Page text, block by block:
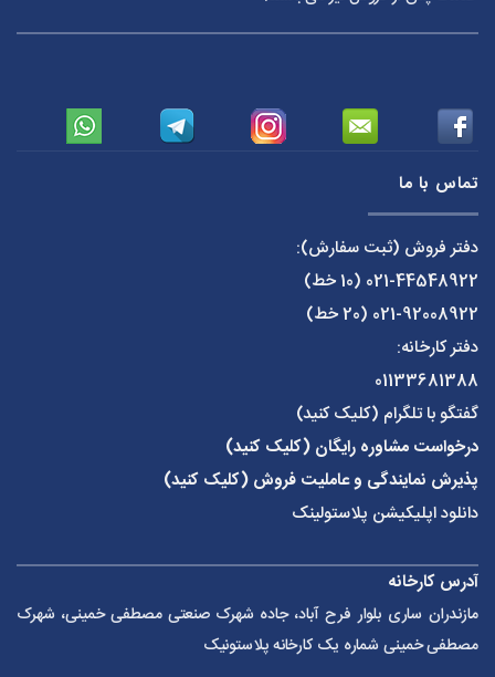
تماس با ما
دفتر فروش (ثبت سفارش):
021-44548922(10 خط)
021-92008922(20 خط)
دفتر کارخانه:
01133681388
گفتگو با تلگرام (کلیک کنید)
درخواست مشاوره رایگان (کلیک کنید)
پذیرش نمایندگی و عاملیت فروش (کلیک کنید)
دانلود اپلیکیشن پلاستولینک
آدرس کارخانه
مازندران ساری بلوار فرح آباد، جاده شهرک صنعتی مصطفی خمینی، شهرک
مصطفی خمینی شماره یک کارخانه پلاستونیک